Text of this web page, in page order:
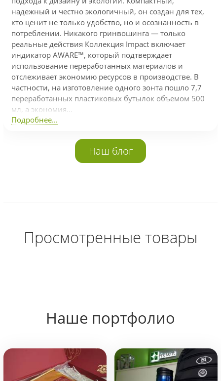
надежный и честно экологичный, он создан для тех,
кто ценит не только удобство, но и осознанность в
потреблении. Никакого гринвошинга — только
реальные действия Коллекция Impact включает
индикатор AWARE™, который подтверждает
использование переработанных материалов и
отслеживает экономию ресурсов в производстве. В
частности, на изготовление одного зонта пошло 7,7
переработанных пластиковых бутылок объемом 500
мл, а экономия...
Подробнее...
Наш блог
Просмотренные товары
Наше портфолио